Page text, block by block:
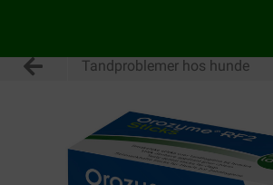
Tandproblemer hos hunde